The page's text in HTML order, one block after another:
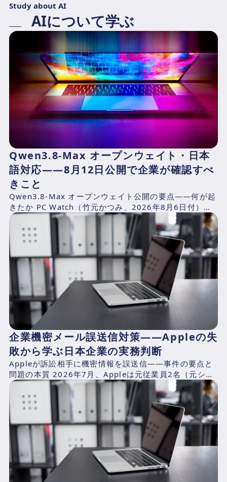
Study about AI
AIについて学ぶ
Qwen3.8-Max オープンウェイト・日本
語対応——8月12日公開で企業が確認すべ
きこと
Qwen3.8-Max オープンウェイト公開の要点——何が起
きたか PC Watch（竹元かつみ、2026年8月6日付）の
報道によれば、AlibabaのQwen...
企業機密メール誤送信対策——Appleの失
敗から学ぶ日本企業の実務判断
Appleが訴訟相手に機密情報を誤送信——事件の要点と
問題の本質 2026年7月、Appleは元従業員2名（元シニ
アシステムズエンジニアのChang Liuおよ...